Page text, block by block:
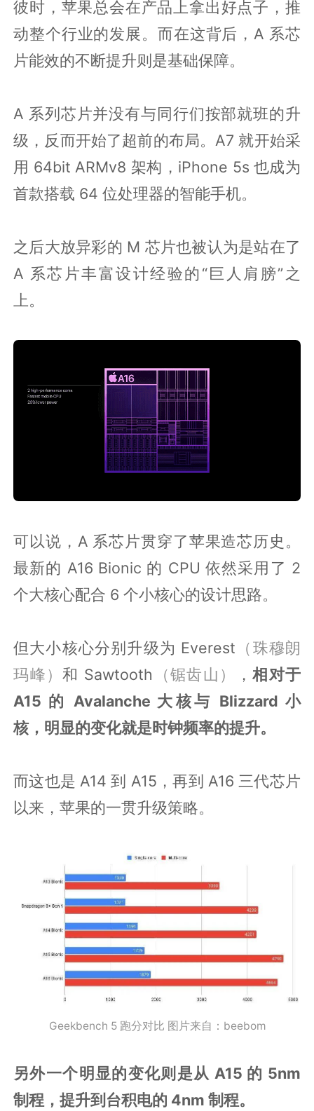
彼时，苹果总会在产品上拿出好点子，推
动整个行业的发展。而在这背后，A 系芯
片能效的不断提升则是基础保障。
A 系列芯片并没有与同行们按部就班的升
级，反而开始了超前的布局。A7 就开始采
用 64bit ARMv8 架构，iPhone 5s 也成为
首款搭载 64 位处理器的智能手机。
之后大放异彩的 M 芯片也被认为是站在了
A 系芯片丰富设计经验的“巨人肩膀”之
上。
可以说，A 系芯片贯穿了苹果造芯历史。
最新的 A16 Bionic 的 CPU 依然采用了 2
个大核心配合 6 个小核心的设计思路。
但大小核心分别升级为 Everest （珠穆朗
玛峰）和 Sawtooth （锯齿山） ，相对于
A15 的 Avalanche 大核与 Blizzard 小
核，明显的变化就是时钟频率的提升。
而这也是 A14 到 A15，再到 A16 三代芯片
以来，苹果的一贯升级策略。
Geekbench 5 跑分对比 图片来自：beebom
另外一个明显的变化则是从 A15 的 5nm
制程，提升到台积电的 4nm 制程。